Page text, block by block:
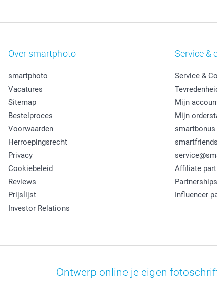
Over smartphoto
smartphoto
Vacatures
Sitemap
Bestelproces
Voorwaarden
Herroepingsrecht
Privacy
Cookiebeleid
Reviews
Prijslijst
Investor Relations
Service &
Service &
Mijn
Mijn
smartbonus
smartfriends
Affiliate
Partnerships
Influencer
Ontwerp online je eigen